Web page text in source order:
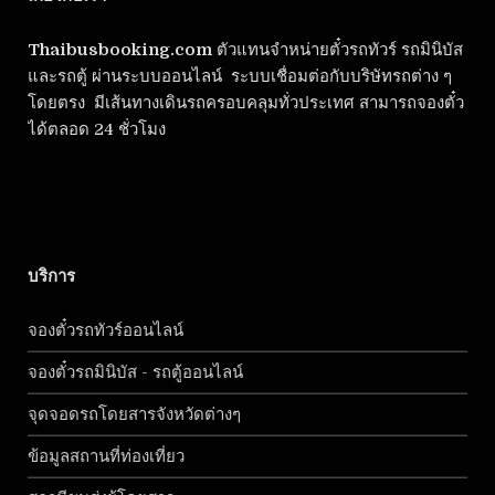
Thaibusbooking.com ตัวแทนจำหน่ายตั๋วรถทัวร์ รถมินิบัส
และรถตู้ ผ่านระบบออนไลน์ ระบบเชื่อมต่อกับบริษัทรถต่าง ๆ
โดยตรง มีเส้นทางเดินรถครอบคลุมทั่วประเทศ สามารถจองตั๋ว
ได้ตลอด 24 ชั่วโมง
บริการ
จองตั๋วรถทัวร์ออนไลน์
จองตั๋วรถมินิบัส - รถตู้ออนไลน์
จุดจอดรถโดยสารจังหวัดต่างๆ
ข้อมูลสถานที่ท่องเที่ยว